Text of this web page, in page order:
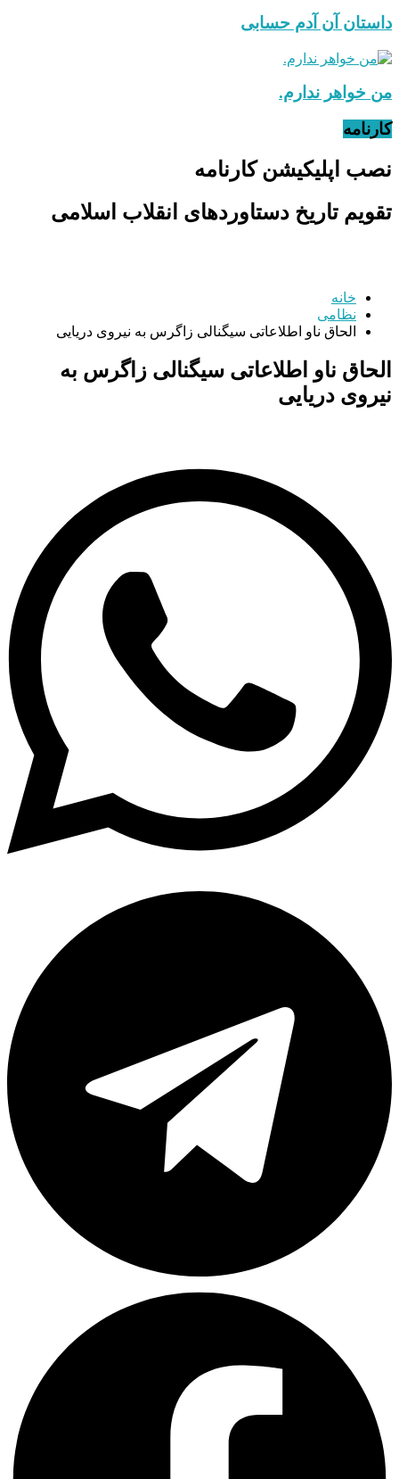
داستان آن آدم حسابی
من خواهر ندارم.
کارنامه
نصب اپلیکیشن کارنامه
تقویم تاریخ دستاوردهای انقلاب اسلامی
خانه
نظامی
الحاق ناو اطلاعاتی سیگنالی زاگرس به نیروی دریایی
الحاق ناو اطلاعاتی سیگنالی زاگرس به
نیروی دریایی